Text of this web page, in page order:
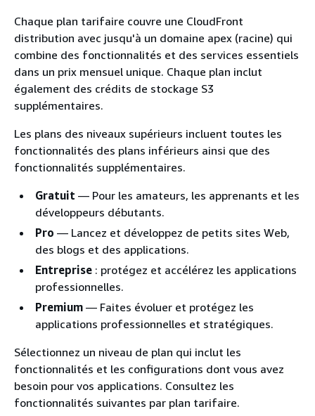
Chaque plan tarifaire couvre une CloudFront
distribution avec jusqu'à un domaine apex (racine) qui
combine des fonctionnalités et des services essentiels
dans un prix mensuel unique. Chaque plan inclut
également des crédits de stockage S3
supplémentaires.
Les plans des niveaux supérieurs incluent toutes les
fonctionnalités des plans inférieurs ainsi que des
fonctionnalités supplémentaires.
Gratuit — Pour les amateurs, les apprenants et les
développeurs débutants.
Pro — Lancez et développez de petits sites Web,
des blogs et des applications.
Entreprise : protégez et accélérez les applications
professionnelles.
Premium — Faites évoluer et protégez les
applications professionnelles et stratégiques.
Sélectionnez un niveau de plan qui inclut les
fonctionnalités et les configurations dont vous avez
besoin pour vos applications. Consultez les
fonctionnalités suivantes par plan tarifaire.